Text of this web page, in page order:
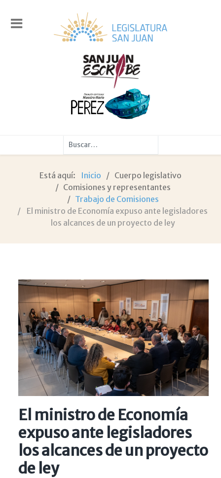
Buscar
Está aquí: Inicio
Cuerpo legislativo
Comisiones y representantes
Trabajo de Comisiones
El ministro de Economía expuso ante legisladores
los alcances de un proyecto de ley
El ministro de Economía
expuso ante legisladores
los alcances de un proyecto
de ley